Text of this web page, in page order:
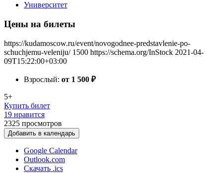
Университет
Цены на билеты
https://kudamoscow.ru/event/novogodnee-predstavlenie-po-
schuchjemu-veleniju/ 1500 https://schema.org/InStock 2021-04-
09T15:22:00+03:00
Взрослый: от 1 500 ₽
5+
Купить билет
19 нравится
2325 просмотров
Добавить в календарь
Google Calendar
Outlook.com
Скачать .ics